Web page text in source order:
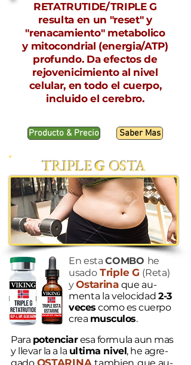
RETATRUTIDE/TRIPLE G
resulta en un "reset" y
"renacamiento" metabolico
y mitocondrial (energia/ATP)
profundo. Da efectos de
rejovenicimiento al nivel
celular, en todo el cuerpo,
incluido el cerebro.
Producto & Precio Saber Mas
​TRIPLEGOSTA
En estaCOMBO he
usado Triple G (Reta)
yOstarina que au-
menta la velocidad 2-3
veces como es cuerpo
crea musculos.
Para potenciaresa formula aun mas
y llevar la a la ultima nivel, he agre-